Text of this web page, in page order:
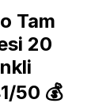
Tam
20
50 💰